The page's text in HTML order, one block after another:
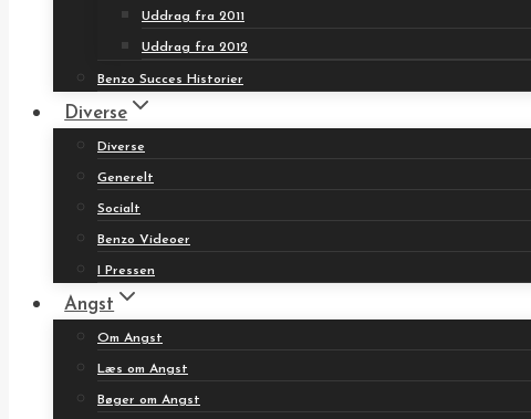
Uddrag fra 2011
Uddrag fra 2012
Benzo Succes Historier
Diverse
Diverse
Generelt
Socialt
Benzo Videoer
I Pressen
Angst
Om Angst
Læs om Angst
Bøger om Angst